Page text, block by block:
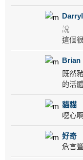
Darryl
說
這個
Brian
既然
的活
貓貓
噁心
好奇
危言